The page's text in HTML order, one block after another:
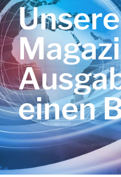
Unsere
einen